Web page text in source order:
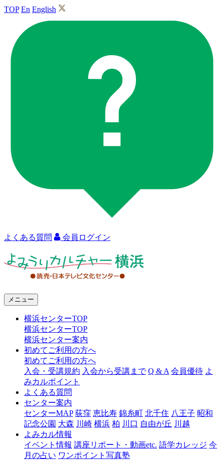
TOP En English
よくある質問 会員ログイン
ャ
浜
メニュー
横浜センターTOP
横浜センターTOP
横浜センター案内
初めてご利用の方へ
初めてご利用の方へ
入会・受講規約 入会から受講まで Q & A 会員優待 よ
みカルポイント
よくある質問
センター案内
センターMAP 荻窪 恵比寿 錦糸町 北千住 八王子 昭和
記念公園 大森 川崎 横浜 柏 川口 自由が丘 川越
よみカル情報
イベント情報 講座リポート・動画etc. 語学カレッジ 今
月の占い ワンポイント写真塾